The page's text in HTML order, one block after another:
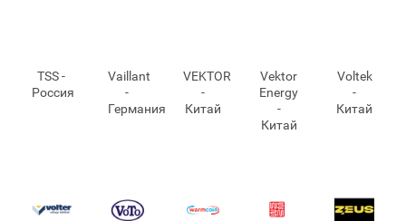
TSS -
Россия
Vaillant
-
Германия
VEKTOR
-
Китай
Vektor
Energy
-
Китай
Voltek
-
Китай